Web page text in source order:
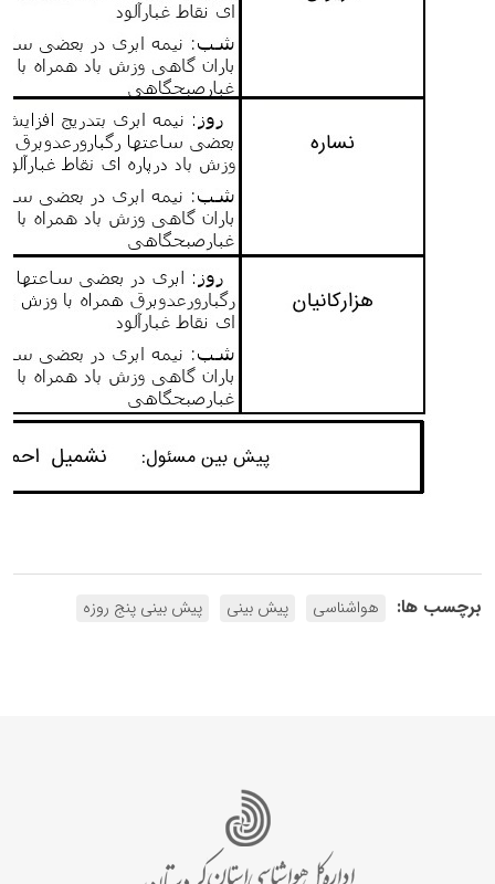
برچسب ها: هواشناسی پیش بینی پیش بینی پنج روزه